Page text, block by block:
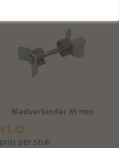
Bladverbinder 65 mm
€1,42
prijs per stuk